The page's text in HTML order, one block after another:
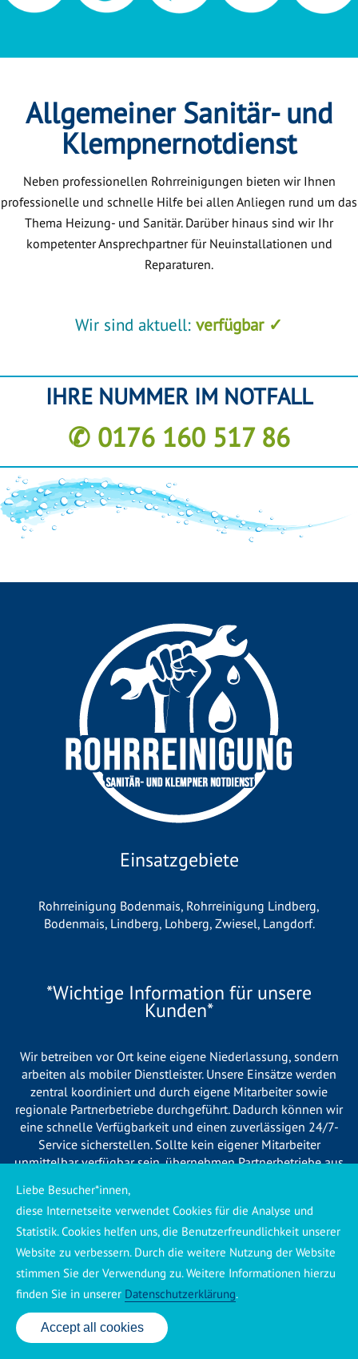
Allgemeiner Sanitär- und
Klempnernotdienst
Neben professionellen Rohrreinigungen bieten wir Ihnen
professionelle und schnelle Hilfe bei allen Anliegen rund um das
Thema Heizung- und Sanitär. Darüber hinaus sind wir Ihr
kompetenter Ansprechpartner für Neuinstallationen und
Reparaturen.
Wir sind aktuell: verfügbar ✓
IHRE NUMMER IM NOTFALL
✆ 0176 160 517 86
Einsatzgebiete
Rohrreinigung Bodenmais, Rohrreinigung Lindberg,
Bodenmais, Lindberg, Lohberg, Zwiesel, Langdorf.
*Wichtige Information für unsere
Kunden*
Wir betreiben vor Ort keine eigene Niederlassung, sondern
arbeiten als mobiler Dienstleister. Unsere Einsätze werden
zentral koordiniert und durch eigene Mitarbeiter sowie
regionale Partnerbetriebe durchgeführt. Dadurch können wir
eine schnelle Verfügbarkeit und einen zuverlässigen 24/7-
Service sicherstellen. Sollte kein eigener Mitarbeiter
unmittelbar verfügbar sein, übernehmen Partnerbetriebe aus
verpflichtet, Sie vor Beginn der Arbeiten transparent über die
voraussichtlichen Kosten zu informieren und ortsübliche
Preise zu berechnen.
Käuferschutz ansehen| Impressum
24 Std. Service: ✆ 0176 160 517 86
Accept all cookies
Liebe Besucher*innen,
diese Internetseite verwendet Cookies für die Analyse und
Statistik. Cookies helfen uns, die Benutzerfreundlichkeit unserer
Website zu verbessern. Durch die weitere Nutzung der Website
stimmen Sie der Verwendung zu. Weitere Informationen hierzu
finden Sie in unserer Datenschutzerklärung.